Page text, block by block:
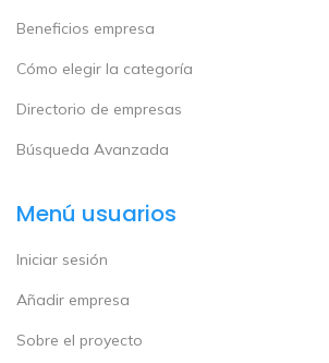
Beneficios empresa
Cómo elegir la categoría
Directorio de empresas
Búsqueda Avanzada
Menú usuarios
Iniciar sesión
Añadir empresa
Sobre el proyecto